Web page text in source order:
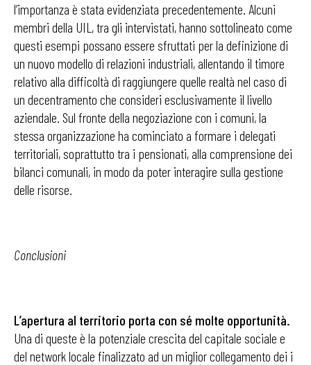
l’importanza è stata evidenziata precedentemente. Alcuni
membri della UIL, tra gli intervistati, hanno sottolineato come
questi esempi possano essere sfruttati per la definizione di
un nuovo modello di relazioni industriali, allentando il timore
relativo alla difficoltà di raggiungere quelle realtà nel caso di
un decentramento che consideri esclusivamente il livello
aziendale. Sul fronte della negoziazione con i comuni, la
stessa organizzazione ha cominciato a formare i delegati
territoriali, soprattutto tra i pensionati, alla comprensione dei
bilanci comunali, in modo da poter interagire sulla gestione
delle risorse.
Conclusioni
L’apertura al territorio porta con sé molte opportunità.
Una di queste è la potenziale crescita del capitale sociale e
del network locale finalizzato ad un miglior collegamento dei i